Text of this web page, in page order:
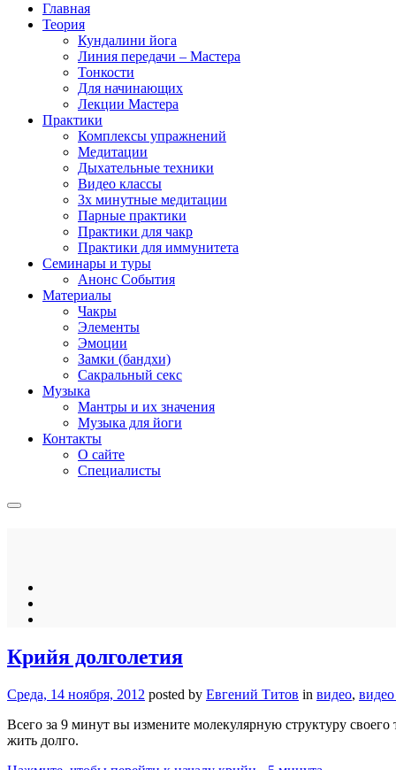
Главная
Теория
Кундалини йога
Линия передачи – Мастера
Тонкости
Для начинающих
Лекции Мастера
Практики
Комплексы упражнений
Медитации
Дыхательные техники
Видео классы
3х минутные медитации
Парные практики
Практики для чакр
Практики для иммунитета
Семинары и туры
Анонс События
Материалы
Чакры
Элементы
Эмоции
Замки (бандхи)
Сакральный секс
Музыка
Мантры и их значения
Музыка для йоги
Контакты
О сайте
Специалисты
Крийя долголетия
Среда, 14 ноября, 2012 posted by Евгений Титов in видео,
Всего за 9 минут вы измените молекулярную структуру
жить долго.